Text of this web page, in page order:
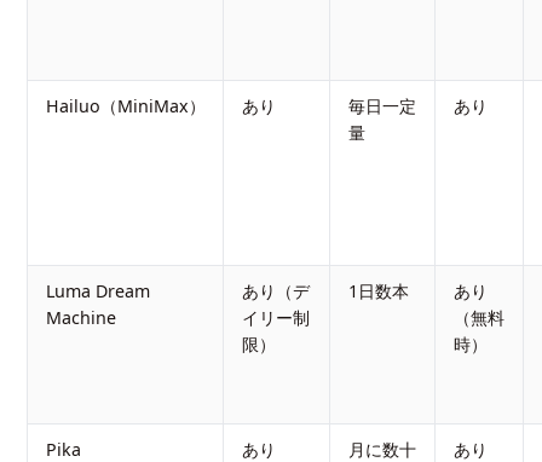
Hailuo（MiniMax） あり
毎日一定
量
あり
Luma Dream
Machine
あり（デ
イリー制
限）
1日数本
あり
（無料
時）
Pika あり
月に数十
あり